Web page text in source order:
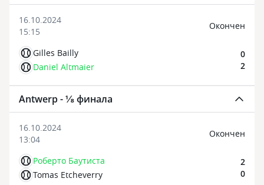
16.10.2024
15:15
Gilles Bailly
Daniel Altmaier
Oкончен
0
2
Antwerp - ⅛ финала
16.10.2024
13:04
Роберто Баутиста
Tomas Etcheverry
Oкончен
2
0